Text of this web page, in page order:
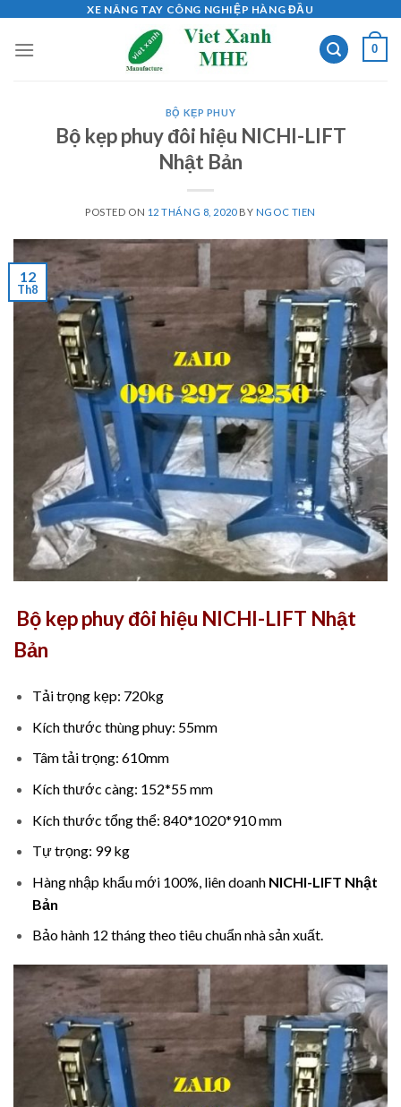
content
XE NÂNG TAY CÔNG NGHIỆP HÀNG ĐẦU
0
BỘ KẸP PHUY
Bộ kẹp phuy đôi hiệu NICHI-LIFT
Nhật Bản
POSTED ON 12 THÁNG 8, 2020BY NGOC TIEN
12
Th8
Bộ kẹp phuy đôi hiệu NICHI-LIFT Nhật
Bản
Tải trọng kẹp: 720kg
Kích thước thùng phuy: 55mm
Tâm tải trọng: 610mm
Kích thước càng: 152*55 mm
Kích thước tổng thể: 840*1020*910 mm
Tự trọng: 99 kg
Hàng nhập khẩu mới 100%, liên doanh NICHI-LIFT Nhật
Bản
Bảo hành 12 tháng theo tiêu chuẩn nhà sản xuất.